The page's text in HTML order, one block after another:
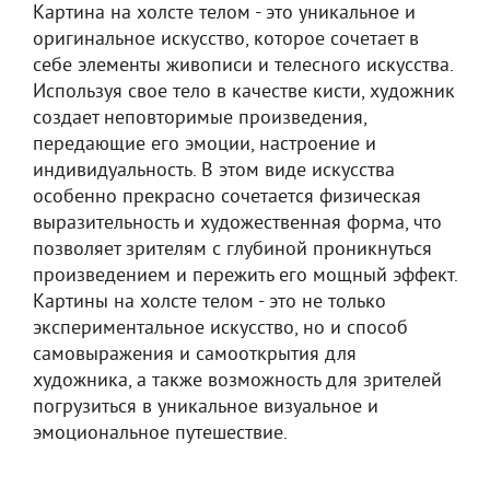
Картина на холсте телом - это уникальное и
оригинальное искусство, которое сочетает в
себе элементы живописи и телесного искусства.
Используя свое тело в качестве кисти, художник
создает неповторимые произведения,
передающие его эмоции, настроение и
индивидуальность. В этом виде искусства
особенно прекрасно сочетается физическая
выразительность и художественная форма, что
позволяет зрителям с глубиной проникнуться
произведением и пережить его мощный эффект.
Картины на холсте телом - это не только
экспериментальное искусство, но и способ
самовыражения и самооткрытия для
художника, а также возможность для зрителей
погрузиться в уникальное визуальное и
эмоциональное путешествие.